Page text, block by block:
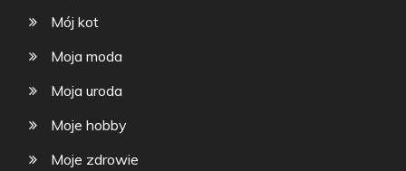
Mój kot
Moja moda
Moja uroda
Moje hobby
Moje zdrowie